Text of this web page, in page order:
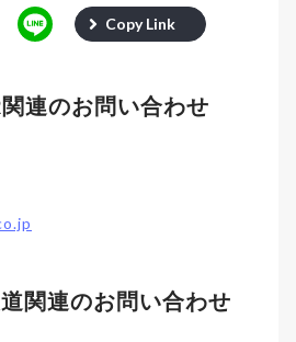
Copy Link
連のお問い合わせ
関連のお問い合わせ